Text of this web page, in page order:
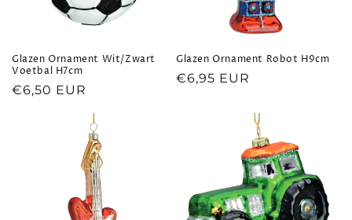
Glazen Ornament Wit/Zwart
Voetbal H7cm
Normale
€6,50 EUR
Glazen Ornament Robot H9cm
Normale
€6,95 EUR